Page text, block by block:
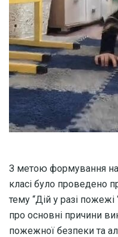
З метою формування
класі було проведено
тему “Дій у разі пожежі
про основні причини
пожежної безпеки та